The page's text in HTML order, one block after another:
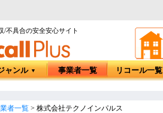
/不具合の安全安心サイト
ャンル ▼ 事業者一覧 リコール一覧
者一覧> 株式会社テクノインパルス